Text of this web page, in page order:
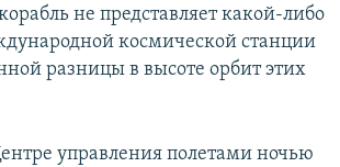
не представляет какой-либо
космической станции
разницы в высоте орбит этих
управления полетами ночью